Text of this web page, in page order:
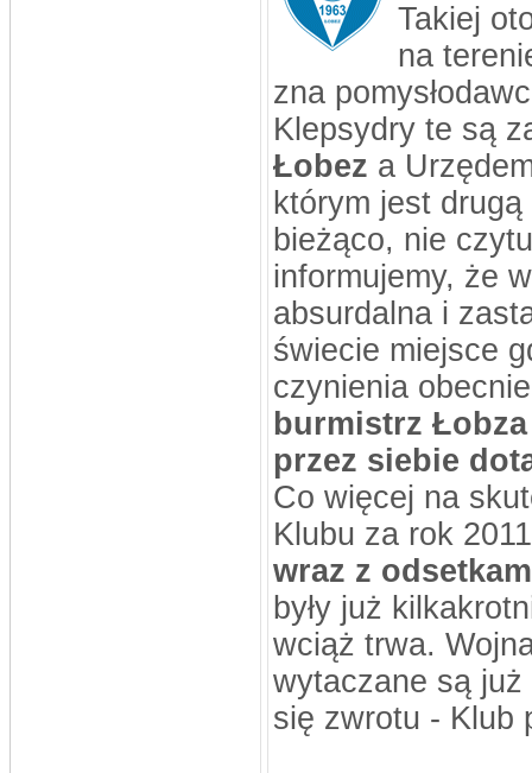
Takiej
na
zna
Klepsydry te są
Łobez a
którym jest
bieżąco, nie
informujemy, że
absurdalna i
świecie miejsce
czynienia
burmistrz
przez siebie
Co więcej na
Klubu za rok
wraz z
były już
wciąż trwa.
wytaczane są już
się zwrotu - Klub